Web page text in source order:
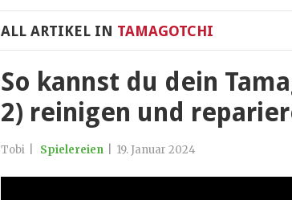
ALL ARTIKEL IN TAMAGOTCHI
So kannst du dein
2) reinigen und
Tobi Spielereien 19. Januar 2024